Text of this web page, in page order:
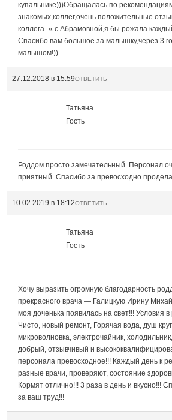
купальнике)))Обращалась по
знакомых,коллег,очень положительные
коллега -« с Абрамовной,я бы рожала
Спасибо вам большое за малышку,через 3
малышом!))
27.12.2018 в 15:59ОТВЕТИТЬ
Татьяна
Гость
Роддом просто замечательный. Персонал
приятный. Спасибо за превосходно
10.02.2019 в 18:12ОТВЕТИТЬ
Татьяна
Гость
Хочу выразить огромную благодарность
прекрасного врача — Галицкую Ирину
моя доченька появилась на свет!!! Условия
Чисто, новый ремонт, Горячая вода, душ
микроволновка, электрочайник,
добрый, отзывчивый и
персонала превосходное!!! Каждый день к
разные врачи, проверяют, состояние
Кормят отлично!!! 3 раза в день и вкусно!!!
за ваш труд!!!